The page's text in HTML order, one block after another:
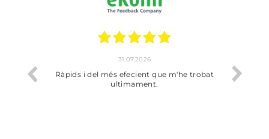
que m'he trobat
Bien pero soy de Vilafranca y no me ha
dejado recoger en tienda